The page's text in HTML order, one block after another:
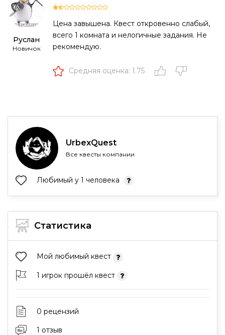
Руслан
Новичок
Цена завышена. Квест откровенно слабый,
всего 1 комната и нелогичные задания. Не
рекомендую.
Средняя оценка: 1.75
UrbexQuest
Все квесты компании
Любимый у 1 человека
Статистика
Мой любимый квест
1 игрок прошёл квест
0 рецензий
1 отзыв